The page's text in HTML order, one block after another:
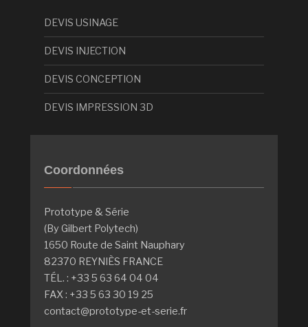
DEVIS USINAGE
DEVIS INJECTION
DEVIS CONCEPTION
DEVIS IMPRESSION 3D
Coordonnées
Prototype & Série
(By Gilbert Polytech)
1650 Route de Saint Nauphary
82370 REYNIÈS FRANCE
TÉL. : +33 5 63 64 04 04
FAX : +33 5 63 30 19 25
contact@prototype-et-serie.fr